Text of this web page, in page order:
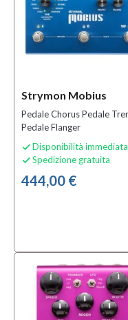
Strymon Mobius
Pedale Chorus Pedale Tremolo
Pedale Flanger
 Disponibilità immediata
 Spedizione gratuita
444,00 €